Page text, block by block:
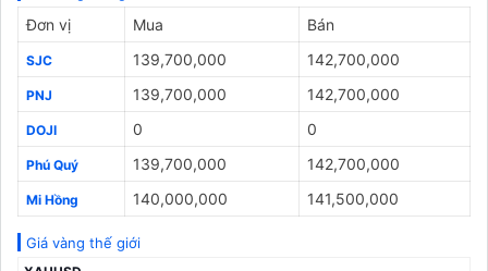
Đơn vị Mua Bán
SJC 139,700,000 142,700,000
PNJ 139,700,000 142,700,000
DOJI 0 0
Phú Quý 139,700,000 142,700,000
Mi Hồng 140,000,000 141,500,000
Giá vàng thế giới